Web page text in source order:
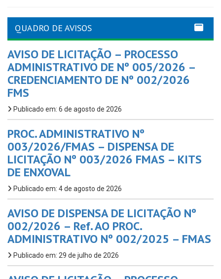
QUADRO DE AVISOS
AVISO DE LICITAÇÃO – PROCESSO
ADMINISTRATIVO DE Nº 005/2026 –
CREDENCIAMENTO DE Nº 002/2026
FMS
Publicado em: 6 de agosto de 2026
PROC. ADMINISTRATIVO Nº
003/2026/FMAS – DISPENSA DE
LICITAÇÃO Nº 003/2026 FMAS – KITS
DE ENXOVAL
Publicado em: 4 de agosto de 2026
AVISO DE DISPENSA DE LICITAÇÃO Nº
002/2026 – Ref. AO PROC.
ADMINISTRATIVO Nº 002/2025 – FMAS
Publicado em: 29 de julho de 2026